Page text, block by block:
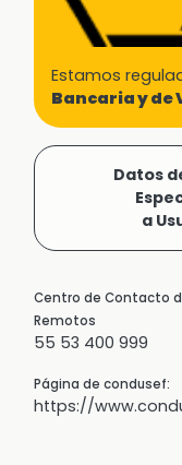
Estamos
Bancaria y de
Datos
a
Centro de Contacto
Remotos
55 53 400 999
Página de condusef:
https://